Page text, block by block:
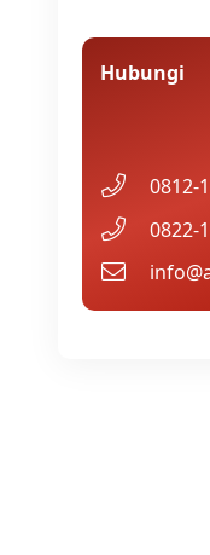
Hubungi
0812-
0822-